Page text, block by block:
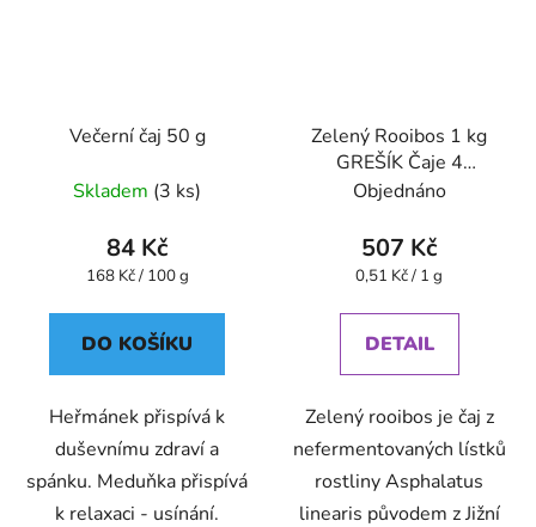
Večerní čaj 50 g
Skladem (3 ks)
84 Kč
Měrná
168 Kč / 100 g
DO KOŠÍKU
Heřmánek přispívá k
duševnímu zdraví a
spánku. Meduňka přispívá
k relaxaci - usínání.
Zelený Rooibos 1 kg
GREŠÍK Čaje 4
světadílů
Objednáno
507 Kč
Měrná
0,51 Kč / 1 g
DETAIL
Zelený rooibos je čaj z
nefermentovaných lístků
rostliny Asphalatus
linearis původem z Jižní